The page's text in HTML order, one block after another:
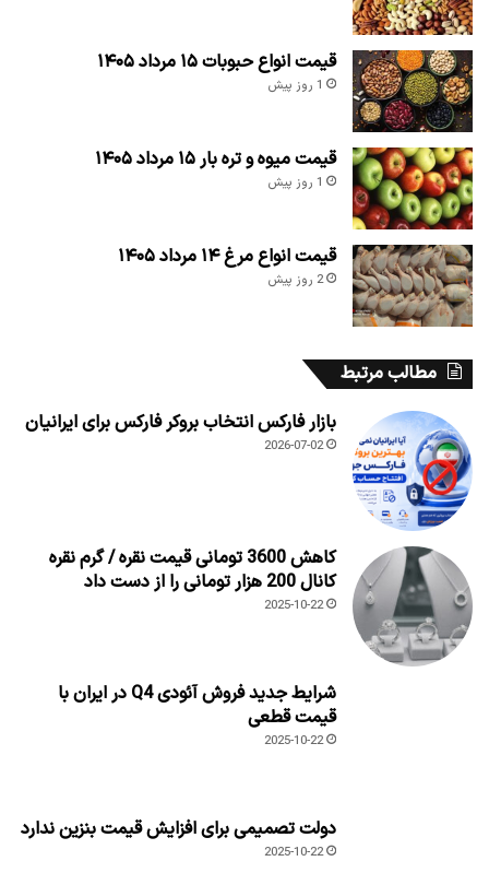
قیمت انواع حبوبات ۱۵ مرداد ۱۴۰۵
1 روز پیش
قیمت میوه و تره بار ۱۵ مرداد ۱۴۰۵
1 روز پیش
قیمت انواع مرغ ۱۴ مرداد ۱۴۰۵
2 روز پیش
مطالب مرتبط
بازار فارکس انتخاب بروکر فارکس برای ایرانیان
2026-07-02
کاهش 3600 تومانی قیمت نقره / گرم نقره
کانال 200 هزار تومانی را از دست داد
2025-10-22
شرایط جدید فروش آئودی Q4 در ایران با
قیمت قطعی
2025-10-22
دولت تصمیمی برای افزایش قیمت بنزین ندارد
2025-10-22